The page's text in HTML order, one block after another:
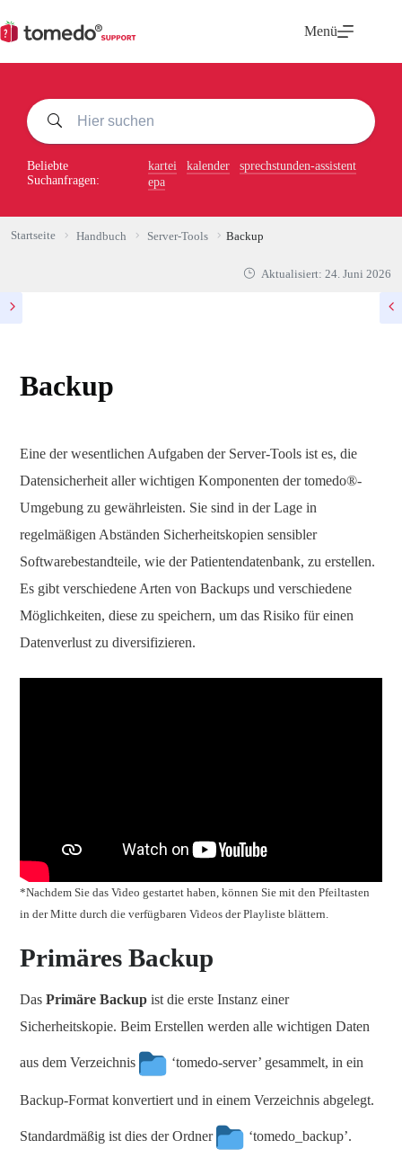
Inhalt
springen
Menü
Beliebte
Suchanfragen:
kartei kalender
sprechstunden-assistent
epa
Startseite Handbuch Server-Tools Backup
Aktualisiert: 24. Juni 2026
Backup
Eine der wesentlichen Aufgaben der Server-Tools ist es, die
Datensicherheit aller wichtigen Komponenten der tomedo®-
Umgebung zu gewährleisten. Sie sind in der Lage in
regelmäßigen Abständen Sicherheitskopien sensibler
Softwarebestandteile, wie der Patientendatenbank, zu erstellen.
Es gibt verschiedene Arten von Backups und verschiedene
Möglichkeiten, diese zu speichern, um das Risiko für einen
Datenverlust zu diversifizieren.
*Nachdem Sie das Video gestartet haben, können Sie mit den Pfeiltasten
in der Mitte durch die verfügbaren Videos der Playliste blättern.
Primäres Backup
Das Primäre Backup ist die erste Instanz einer
Sicherheitskopie. Beim Erstellen werden alle wichtigen Daten
aus dem Verzeichnis ‘tomedo-server’ gesammelt, in ein
Backup-Format konvertiert und in einem Verzeichnis abgelegt.
Standardmäßig ist dies der Ordner ‘tomedo_backup’.